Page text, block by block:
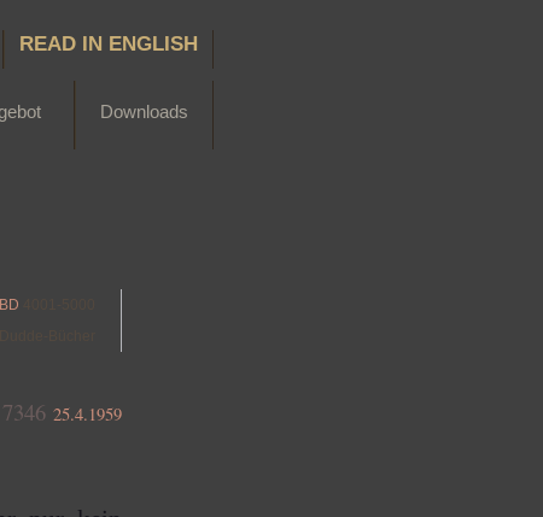
READ IN ENGLISH
Downloads
BD
7346 25.4.1959